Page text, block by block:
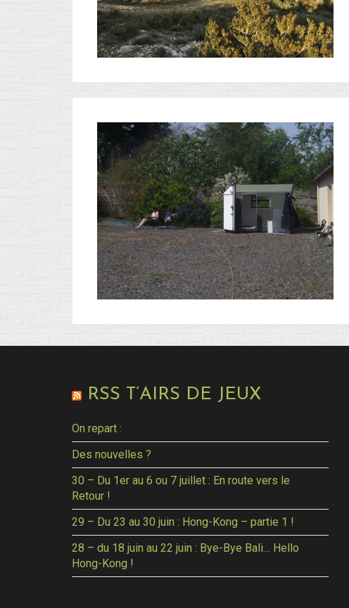
RSS T’AIRS DE JEUX
On repart :
Des nouvelles ?
30 – Du 1er au 6 ou 7 juillet : En route vers le
Retour !
29 – Du 23 au 30 juin : Hong-Kong – partie 1 !
28 – du 18 juin au 22 juin : Bye-Bye Bali… Hello
Hong-Kong !